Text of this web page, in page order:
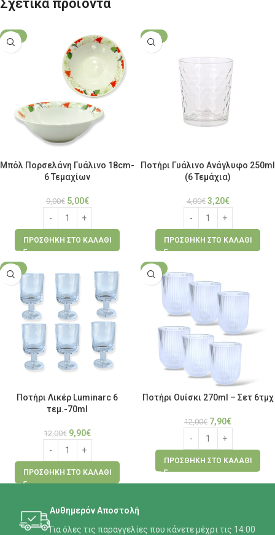
Σχετικά προϊόντα
-44%
Μπόλ Πορσελάνη Γυάλινο 18cm-
6 Τεμαχίων
9,00€ 5,00€
ΠΡΟΣΘΉΚΗ ΣΤΟ ΚΑΛΆΘΙ
-20%
Ποτήρι Γυάλινο Ανάγλυφο 250ml
(6 Τεμάχια)
4,00€ 3,20€
ΠΡΟΣΘΉΚΗ ΣΤΟ ΚΑΛΆΘΙ
-18%
Ποτήρι Λικέρ Luminarc 6
τεμ.-70ml
12,00€ 9,90€
ΠΡΟΣΘΉΚΗ ΣΤΟ ΚΑΛΆΘΙ
-34%
Ποτήρι Ουίσκι 270ml – Σετ 6τμχ
12,00€ 7,90€
ΠΡΟΣΘΉΚΗ ΣΤΟ ΚΑΛΆΘΙ
Αυθημερόν Αποστολή
Για όλες τις παραγγελίες που κάνετε μέχρι τις 14:00